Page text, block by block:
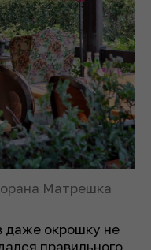
Матрешка
окрошку не